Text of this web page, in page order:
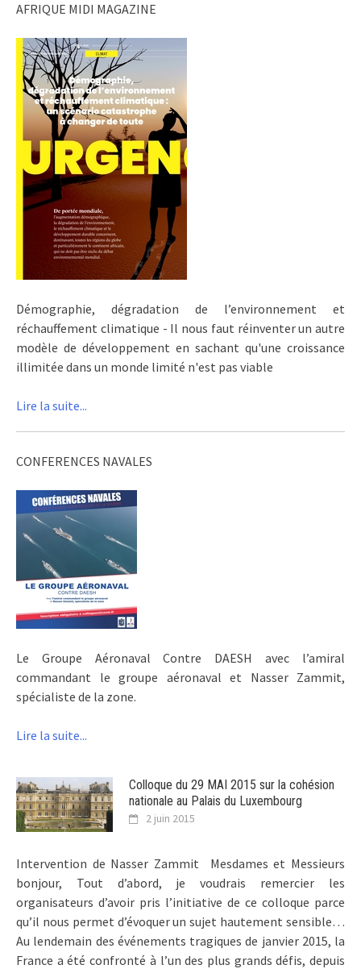
AFRIQUE MIDI MAGAZINE
Démographie, dégradation de l’environnement et
réchauffement climatique - Il nous faut réinventer un autre
modèle de développement en sachant qu'une croissance
illimitée dans un monde limité n'est pas viable
Lire la suite...
CONFERENCES NAVALES
Le Groupe Aéronaval Contre DAESH avec l’amiral
commandant le groupe aéronaval et Nasser Zammit,
spécialiste de la zone.
Lire la suite...
Colloque du 29 MAI 2015 sur la cohésion
nationale au Palais du Luxembourg
2 juin 2015
Intervention de Nasser Zammit Mesdames et Messieurs
bonjour, Tout d’abord, je voudrais remercier les
organisateurs d’avoir pris l’initiative de ce colloque parce
qu’il nous permet d’évoquer un sujet hautement sensible…
Au lendemain des événements tragiques de janvier 2015, la
France a été confronté à l’un des plus grands défis, depuis